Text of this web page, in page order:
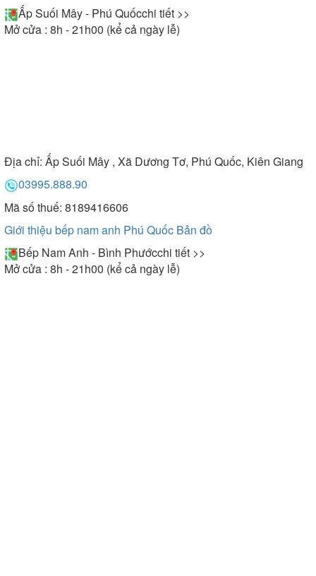
Ấp Suối Mây - Phú Quốcchi tiết >>
Mở cửa : 8h - 21h00 (kể cả ngày lễ)
Địa chỉ: Ấp Suối Mây , Xã Dương Tơ, Phú Quốc, Kiên Giang
03995.888.90
Mã số thuế: 8189416606
Giới thiệu bếp nam anh Phú Quốc Bản đồ
Bếp Nam Anh - Bình Phướcchi tiết >>
Mở cửa : 8h - 21h00 (kể cả ngày lễ)